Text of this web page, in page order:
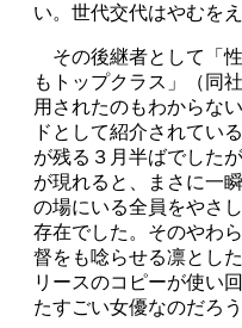
い。世代交代はやむを
その後継者として「
もトップクラス」（同
用されたのもわからな
ドとして紹介されてい
が残る３月半ばでした
が現れると、まさに一
の場にいる全員をやさ
存在でした。そのやわ
督をも唸らせる凛とし
リースのコピーが使い
たすごい女優なのだろう